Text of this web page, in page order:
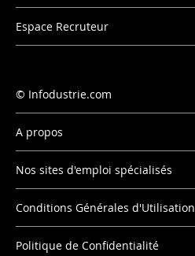
Espace Recruteur
Infodustrie.com
A propos
Nos sites d'emploi spécialisés
Conditions Générales d'Utilisation
Politique de Confidentialité